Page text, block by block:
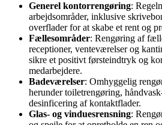
Generel kontorrengøring:
arbejdsområder, inklusive
overflader for at skabe et rent og
Fællesområder: Rengøring af
receptioner, venteværelser og
sikre et positivt førsteindtryk og
medarbejdere.
Badeværelser: Omhyggelig
herunder toiletrengøring,
desinficering af kontaktflader.
Glas- og vinduesrensning: